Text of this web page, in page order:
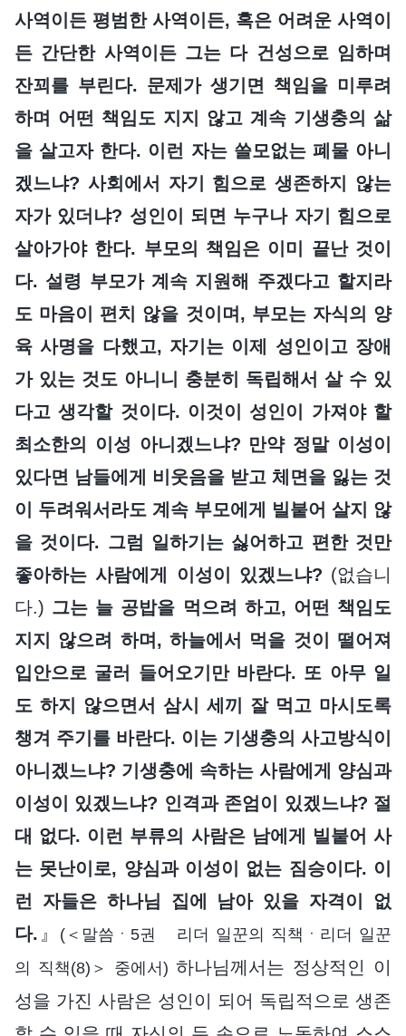
사역이든 평범한 사역이든, 혹은 어려운 사역이
든 간단한 사역이든 그는 다 건성으로 임하며
잔꾀를 부린다. 문제가 생기면 책임을 미루려
하며 어떤 책임도 지지 않고 계속 기생충의 삶
을 살고자 한다. 이런 자는 쓸모없는 폐물 아니
겠느냐? 사회에서 자기 힘으로 생존하지 않는
자가 있더냐? 성인이 되면 누구나 자기 힘으로
살아가야 한다. 부모의 책임은 이미 끝난 것이
다. 설령 부모가 계속 지원해 주겠다고 할지라
도 마음이 편치 않을 것이며, 부모는 자식의 양
육 사명을 다했고, 자기는 이제 성인이고 장애
가 있는 것도 아니니 충분히 독립해서 살 수 있
다고 생각할 것이다. 이것이 성인이 가져야 할
최소한의 이성 아니겠느냐? 만약 정말 이성이
있다면 남들에게 비웃음을 받고 체면을 잃는 것
이 두려워서라도 계속 부모에게 빌붙어 살지 않
을 것이다. 그럼 일하기는 싫어하고 편한 것만
좋아하는 사람에게 이성이 있겠느냐? (없습니
다.) 그는 늘 공밥을 먹으려 하고, 어떤 책임도
지지 않으려 하며, 하늘에서 먹을 것이 떨어져
입안으로 굴러 들어오기만 바란다. 또 아무 일
도 하지 않으면서 삼시 세끼 잘 먹고 마시도록
챙겨 주기를 바란다. 이는 기생충의 사고방식이
아니겠느냐? 기생충에 속하는 사람에게 양심과
이성이 있겠느냐? 인격과 존엄이 있겠느냐? 절
대 없다. 이런 부류의 사람은 남에게 빌붙어 사
는 못난이로, 양심과 이성이 없는 짐승이다. 이
런 자들은 하나님 집에 남아 있을 자격이 없
다. 』 (＜말씀ㆍ5권 리더 일꾼의 직책ㆍ리더 일꾼
의 직책(8)＞ 중에서) 하나님께서는 정상적인 이
성을 가진 사람은 성인이 되어 독립적으로 생존